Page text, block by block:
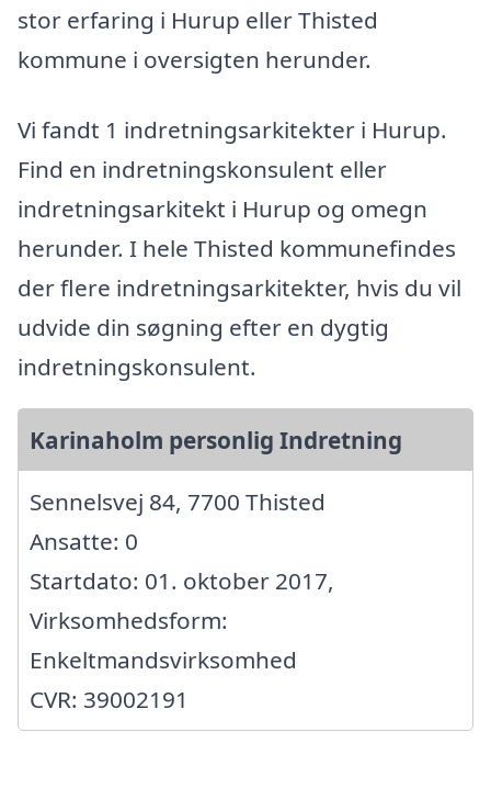
stor erfaring i Hurup eller Thisted
kommune i oversigten herunder.
Vi fandt 1 indretningsarkitekter i Hurup.
Find en indretningskonsulent eller
indretningsarkitekt i Hurup og omegn
herunder. I hele Thisted kommunefindes
der flere indretningsarkitekter, hvis du vil
udvide din søgning efter en dygtig
indretningskonsulent.
Karinaholm personlig Indretning
Sennelsvej 84, 7700 Thisted
Ansatte: 0
Startdato: 01. oktober 2017,
Virksomhedsform:
Enkeltmandsvirksomhed
CVR: 39002191